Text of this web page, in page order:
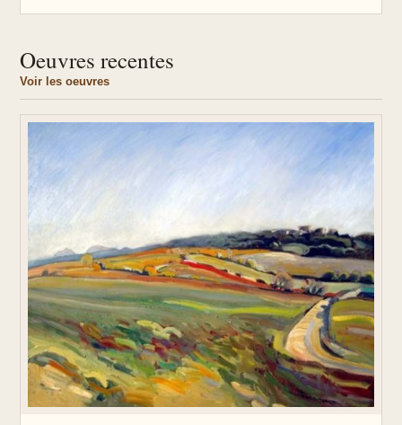
Oeuvres recentes
Voir les oeuvres